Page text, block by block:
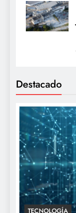
Destacado
TECNOLOGÍA